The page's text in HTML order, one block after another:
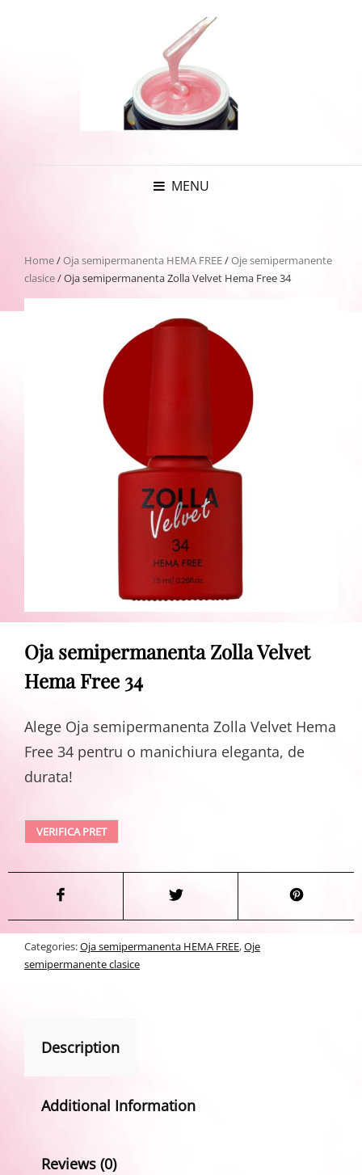
MENU
Home/Oja semipermanenta HEMA FREE/Oje semipermanente
clasice/ Oja semipermanenta Zolla Velvet Hema Free 34
Oja semipermanenta Zolla Velvet
Hema Free 34
Alege Oja semipermanenta Zolla Velvet Hema
Free 34 pentru o manichiura eleganta, de
durata!
VERIFICA PRET
Categories:Oja semipermanenta HEMA FREE,Oje
semipermanente clasice
Description
Additional Information
Reviews (0)